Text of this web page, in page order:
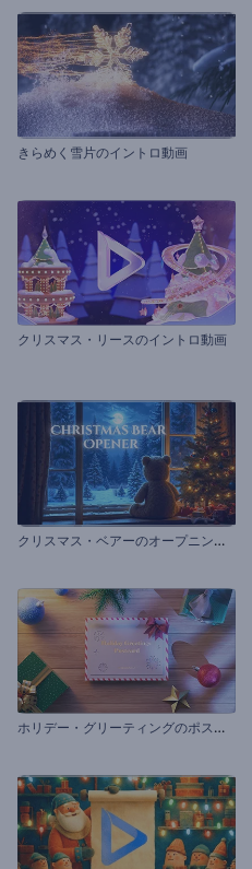
きらめく雪片のイントロ動画
クリスマス・リースのイントロ動画
ク
リスマス・ベアーのオープニング動画
ホ
リデー・グリーティングのポストカード